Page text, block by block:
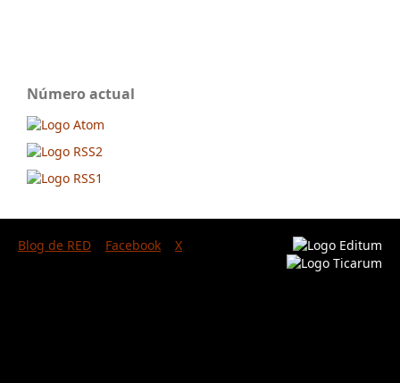
Número actual
Blog de RED Facebook X